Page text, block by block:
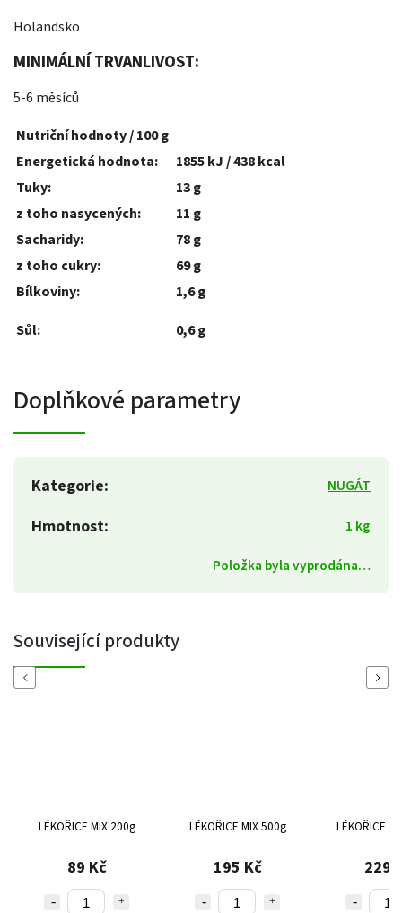
Holandsko
MINIMÁLNÍ TRVANLIVOST:
5-6 měsíců
Nutriční hodnoty / 100 g
Energetická hodnota:
1855 kJ / 438 kcal
Tuky:
13 g
z toho nasycených:
11 g
Sacharidy:
78 g
z toho cukry:
69 g
Bílkoviny:
1,6 g
Sůl:
0,6 g
Doplňkové parametry
Kategorie: NUGÁT
Hmotnost:
1 kg
Položka byla vyprodána…
Související produkty
Previous
LÉKOŘICE MIX 200g
89 Kč
LÉKOŘICE MIX 500g
195 Kč
LÉKOŘICE
229
Next